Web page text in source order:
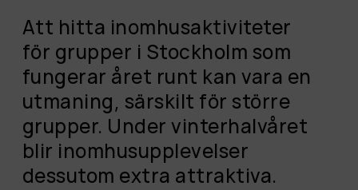
Att hitta inomhusaktiviteter
för grupper i Stockholm som
fungerar året runt kan vara en
utmaning, särskilt för större
grupper. Under vinterhalvåret
blir inomhusupplevelser
dessutom extra attraktiva.